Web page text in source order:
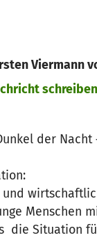
Viermann
schreiben
der
Menschen
die Situation